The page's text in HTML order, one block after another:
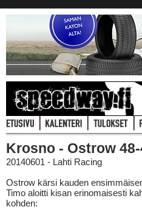
Krosno - Ostrow 48-
20140601 - Lahti Racing
Ostrow kärsi kauden
Timo aloitti kisan erinomaisesti
kohden: